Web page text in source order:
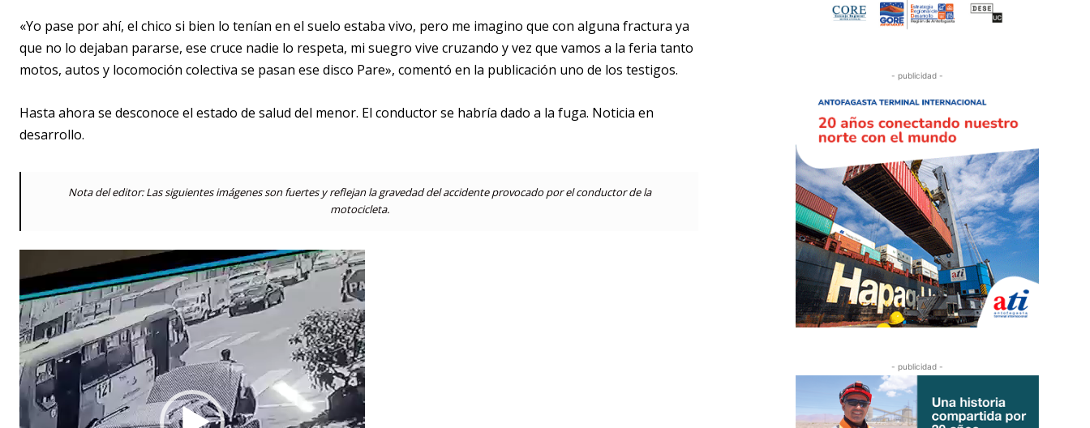
«Yo pase por ahí, el chico si bien lo tenían en el suelo estaba vivo, pero me imagino que con alguna fractura ya
que no lo dejaban pararse, ese cruce nadie lo respeta, mi suegro vive cruzando y vez que vamos a la feria tanto
motos, autos y locomoción colectiva se pasan ese disco Pare», comentó en la publicación uno de los testigos.
Hasta ahora se desconoce el estado de salud del menor. El conductor se habría dado a la fuga. Noticia en
desarrollo.
Nota del editor: Las siguientes imágenes son fuertes y reflejan la gravedad del accidente provocado por el conductor de la
motocicleta.
e
p
r
o
d
u
c
- publicidad -
- publicidad -